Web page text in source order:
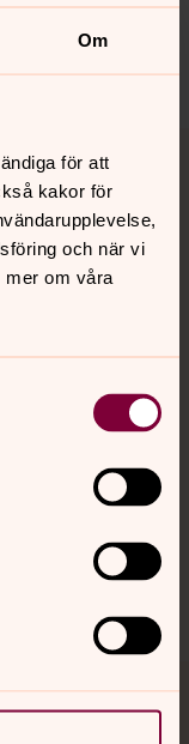
Om
för att
kakor för
och när vi
mer om våra